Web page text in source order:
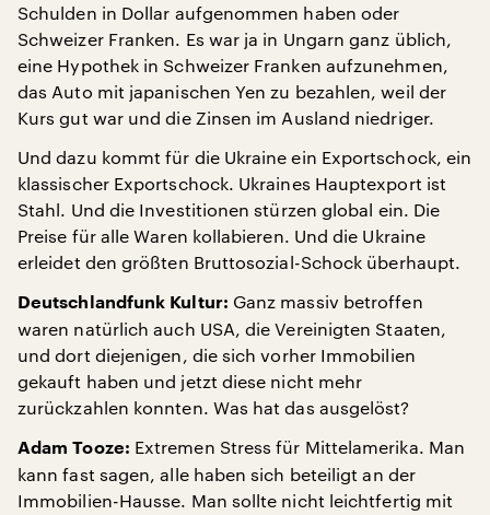
Schulden in Dollar aufgenommen haben oder
Schweizer Franken. Es war ja in Ungarn ganz üblich,
eine Hypothek in Schweizer Franken aufzunehmen,
das Auto mit japanischen Yen zu bezahlen, weil der
Kurs gut war und die Zinsen im Ausland niedriger.
Und dazu kommt für die Ukraine ein Exportschock, ein
klassischer Exportschock. Ukraines Hauptexport ist
Stahl. Und die Investitionen stürzen global ein. Die
Preise für alle Waren kollabieren. Und die Ukraine
erleidet den größten Bruttosozial-Schock überhaupt.
Deutschlandfunk Kultur: Ganz massiv betroffen
waren natürlich auch USA, die Vereinigten Staaten,
und dort diejenigen, die sich vorher Immobilien
gekauft haben und jetzt diese nicht mehr
zurückzahlen konnten. Was hat das ausgelöst?
Adam Tooze: Extremen Stress für Mittelamerika. Man
kann fast sagen, alle haben sich beteiligt an der
Immobilien-Hausse. Man sollte nicht leichtfertig mit